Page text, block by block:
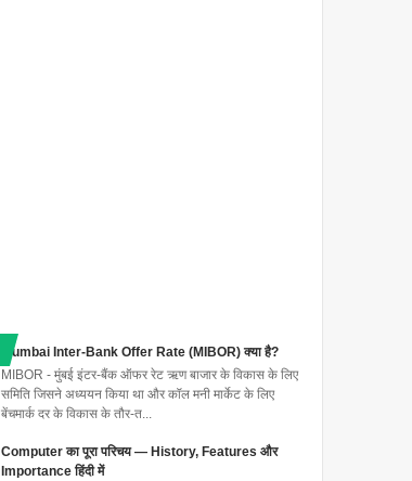
Mumbai Inter-Bank Offer Rate (MIBOR) क्या है?
MIBOR - मुंबई इंटर-बैंक ऑफर रेट ऋण बाजार के विकास के लिए
समिति जिसने अध्ययन किया था और कॉल मनी मार्केट के लिए
बेंचमार्क दर के विकास के तौर-त...
Computer का पूरा परिचय — History, Features और
Importance हिंदी में